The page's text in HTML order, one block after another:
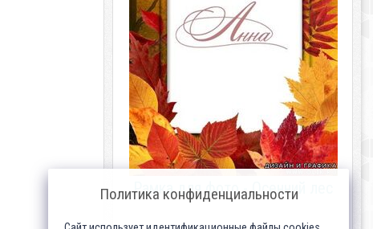
Рамка для фото - Осенний лес
Политика конфиденциальности